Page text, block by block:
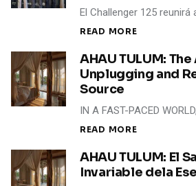
El Challenger 125
READ MORE
AHAU TULUM:
Unplugging and
Source
IN A FAST-PACED
READ MORE
AHAU TULUM: El
Invariable dela